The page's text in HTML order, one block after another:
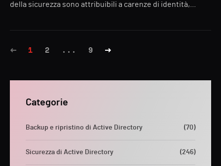
Categorie
Backup e ripristino di Active Directory (70)
Sicurezza di Active Directory (246)
della sicurezza sono attribuibili a carenze di identità,...
1 2 ... 9